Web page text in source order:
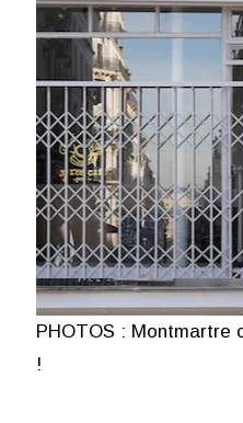
PHOTOS : Montmartre
!